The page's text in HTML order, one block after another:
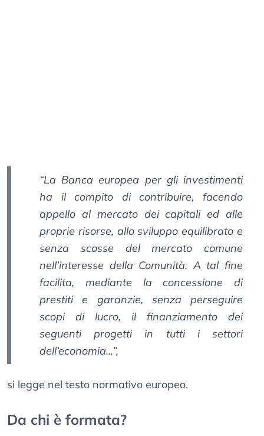
“La Banca europea per gli investimenti
ha il compito di contribuire, facendo
appello al mercato dei capitali ed alle
proprie risorse, allo sviluppo equilibrato e
senza scosse del mercato comune
nell’interesse della Comunità. A tal fine
facilita, mediante la concessione di
prestiti e garanzie, senza perseguire
scopi di lucro, il finanziamento dei
seguenti progetti in tutti i settori
dell’economia...”,
si legge nel testo normativo europeo.
Da chi è formata?